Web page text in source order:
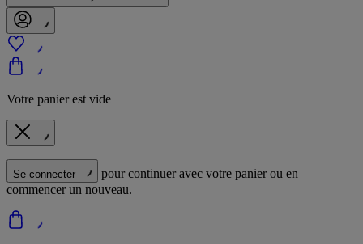
Votre panier est vide
Se connecter
pour continuer avec votre panier ou en
commencer un nouveau.